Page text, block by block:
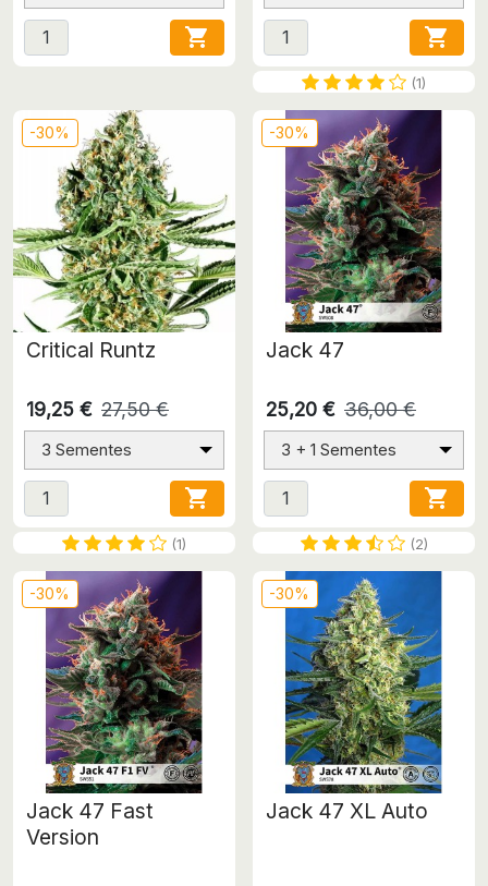
 
(1)
-30%
Critical Runtz
19,25 € 27,50 €
3 Sementes

(1)
-30%
Jack 47
25,20 € 36,00 €
3 + 1 Sementes

(2)
-30%
Jack 47 Fast
Version
-30%
Jack 47 XL Auto